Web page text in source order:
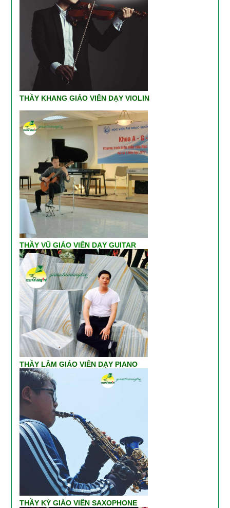
THẦY KHANG GIÁO VIÊN DẠY VIOLIN
THẦY VŨ GIÁO VIÊN DẠY GUITAR
THẦY LÂM GIÁO VIÊN DẠY PIANO
THẦY KỲ GIÁO VIÊN SAXOPHONE